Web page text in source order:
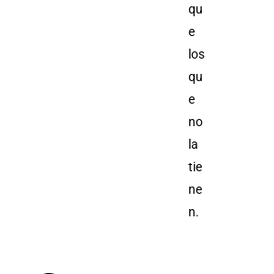
qu
e
los
qu
e
no
la
tie
ne
n.